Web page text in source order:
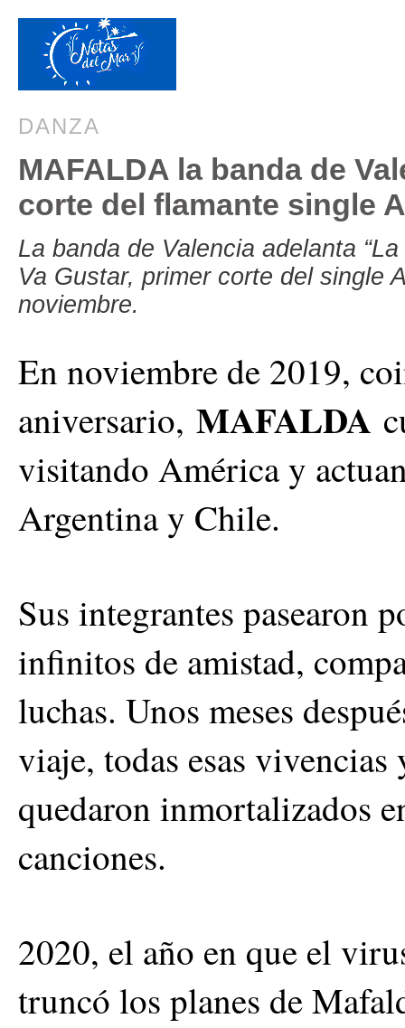
DANZA
MAFALDA la banda de
corte del flamante single
La banda de Valencia adelanta
Va Gustar, primer corte del single
noviembre.
En noviembre de 2019,
aniversario, MAFALDA
visitando América y
Argentina y Chile.
Sus integrantes pasearon
infinitos de amistad,
luchas. Unos meses
viaje, todas esas
quedaron inmortalizados
canciones.
2020, el año en que el
truncó los planes de